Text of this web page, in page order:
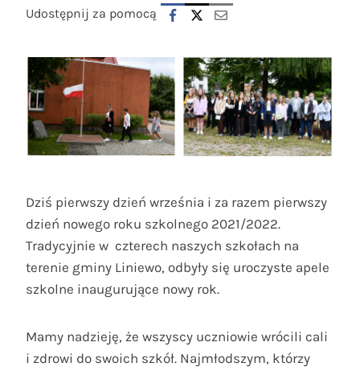
Udostępnij za pomocą
Dziś pierwszy dzień września i za razem pierwszy
dzień nowego roku szkolnego 2021/2022.
Tradycyjnie w czterech naszych szkołach na
terenie gminy Liniewo, odbyły się uroczyste apele
szkolne inaugurujące nowy rok.
Mamy nadzieję, że wszyscy uczniowie wrócili cali
i zdrowi do swoich szkół. Najmłodszym, którzy